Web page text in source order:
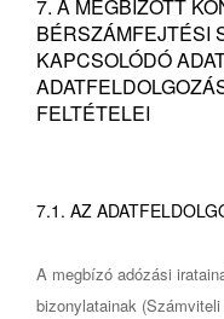
7. A MEGBÍZOTT
BÉRSZÁMFEJTÉSI
KAPCSOLÓDÓ
FELTÉTELEI
7.1. AZ
A megbízó adózási
bizonylatainak